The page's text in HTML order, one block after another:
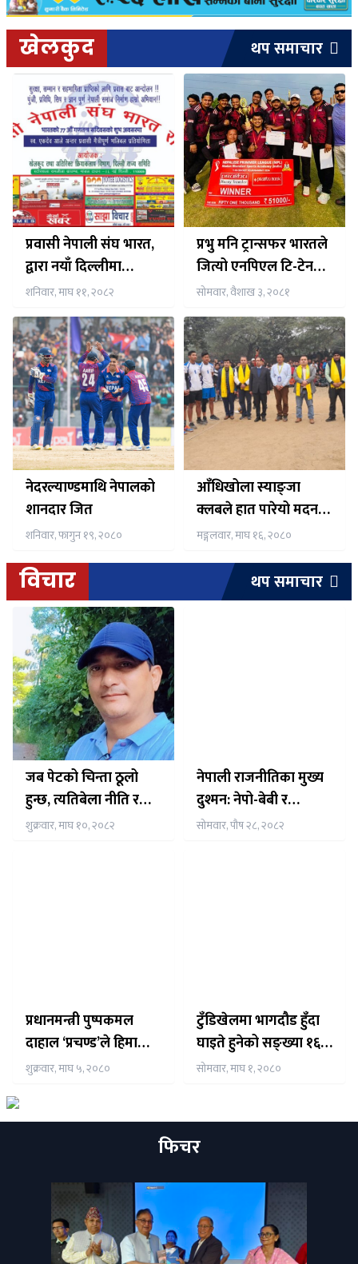
खेलकुद थप समाचार
प्रवासी नेपाली संघ भारत,
द्वारा नयाँ दिल्लीमा
भलिवल खेलको आयोजना
हुदै
शनिवार, माघ ११, २०८२
प्रभु मनि ट्रान्सफर भारतले
जित्यो एनपिएल टि-टेन
क्रीकेट टुर्नामेंट २०२४ को
उपाधि
सोमवार, वैशाख ३, २०८१
नेदरल्याण्डमाथि नेपालको
शानदार जित
शनिवार, फागुन १९, २०८०
आँधिखोला स्याङ्जा
क्लबले हात पारेयो मदन
भंडारी इस्पोर्ट एकेडेमी
उपाधि
मङ्गलवार, माघ १६, २०८०
विचार थप समाचार
जब पेटको चिन्ता ठूलो
हुन्छ, त्यतिबेला नीति र
नैतिकता कमजोर बन्छ।
शुक्रवार, माघ १०, २०८२
नेपाली राजनीतिका मुख्य
दुश्मन: नेपो-बेबी र
क्रिप्टोक्रेसी, अस्थिरताको
सोमवार, पौष २८, २०८२
प्रधानमन्त्री पुष्पकमल
दाहाल ‘प्रचण्ड’ले हिमाली
पारिस्थितिक प्रणालीको
शुक्रवार, माघ ५, २०८०
टुँडिखेलमा भागदौड हुँदा
घाइते हुनेको सङ्ख्या १६
पुग्यो
सोमवार, माघ १, २०८०
फिचर